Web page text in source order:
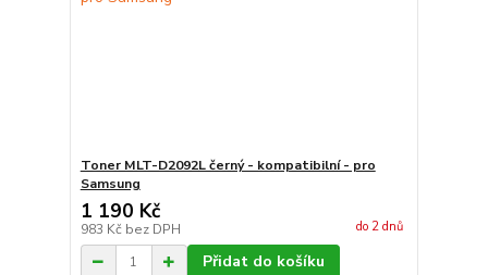
Toner MLT-D2092L černý - kompatibilní - pro
Samsung
1 190 Kč
983 Kč bez DPH do 2 dnů
Přidat do košíku